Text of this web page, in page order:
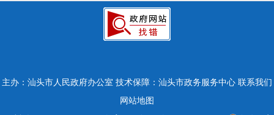
主办：汕头市人民政府办公室 技术保障：汕头市政务服务中心 联系我们
网站地图